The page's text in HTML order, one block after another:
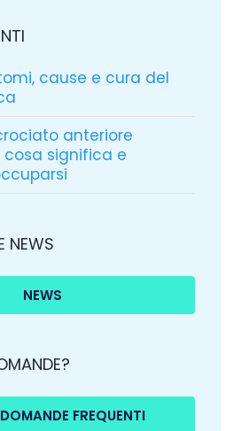
cause e cura del
anteriore
significa e
NEWS
NEWS
FREQUENTI